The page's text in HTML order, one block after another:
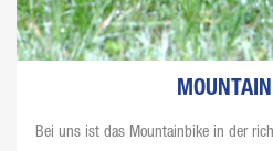
Bei uns ist das Mountainbike in der